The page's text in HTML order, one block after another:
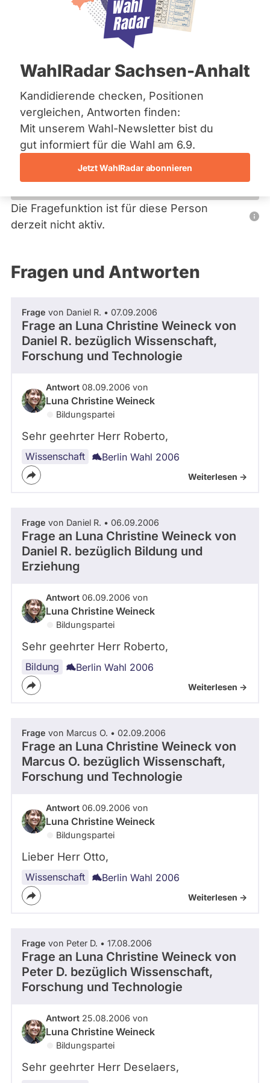
Bremen
Hamburg
Mecklenburg-Vorpommern
Nordrhein-Westfalen
Saarland
Sachsen
Sachsen-Anhalt
Sachsen-Anhalt
Schleswig-Holstein
Thüringen
Archiv
Über uns
WahlRadar Sachsen-Anhalt
Kandidierende checken, Positionen
vergleichen, Antworten finden:
Mit unserem Wahl-Newsletter bist du
gut informiert für die Wahl am 6.9.
Jetzt WahlRadar abonnieren
Reiter
Luna Christine Weineck
Bildungspartei
Diese Politikerin hat kein aktuelles und kein zukünftiges
Mandat und keine Direktandidatur auf Landes-, Bundes-
oder EU-Ebene. Mögliche Kandidaturen über eine
Wahlliste werden bei uns nicht erfasst.
Die Fragefunktion ist für diese Person
derzeit nicht aktiv.
Nur
aktiven
oder
Mandaten
können
über
befragt
werden.
Fragen und Antworten
Frage von Daniel R. • 07.09.2006
Frage an Luna Christine Weineck von
Daniel R. bezüglich Wissenschaft,
Forschung und Technologie
Antwort 08.09.2006 von
Luna Christine Weineck
Bildungspartei
Sehr geehrter Herr Roberto,
Wissenschaft Berlin Wahl 2006
Weiterlesen ->
Frage von Daniel R. • 06.09.2006
Frage an Luna Christine Weineck von
Daniel R. bezüglich Bildung und
Erziehung
Antwort 06.09.2006 von
Luna Christine Weineck
Bildungspartei
Sehr geehrter Herr Roberto,
Bildung Berlin Wahl 2006
Weiterlesen ->
Frage von Marcus O. • 02.09.2006
Frage an Luna Christine Weineck von
Marcus O. bezüglich Wissenschaft,
Forschung und Technologie
Antwort 06.09.2006 von
Luna Christine Weineck
Bildungspartei
Lieber Herr Otto,
Wissenschaft Berlin Wahl 2006
Weiterlesen ->
Frage von Peter D. • 17.08.2006
Frage an Luna Christine Weineck von
Peter D. bezüglich Wissenschaft,
Forschung und Technologie
Antwort 25.08.2006 von
Luna Christine Weineck
Bildungspartei
Sehr geehrter Herr Deselaers,